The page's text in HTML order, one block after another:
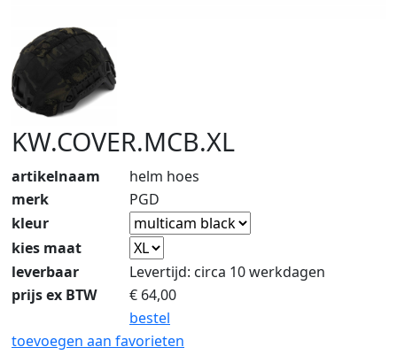
KW.COVER.MCB.XL
artikelnaam
helm hoes
merk
PGD
kleur
kies maat
leverbaar
Levertijd: circa 10 werkdagen
prijs ex BTW
€ 64,00
bestel
toevoegen aan favorieten